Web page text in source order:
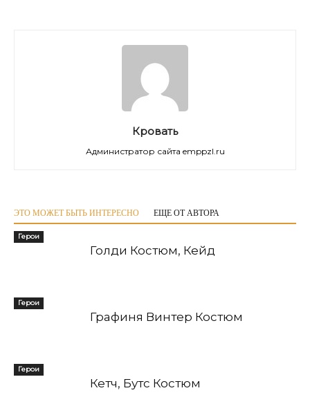
Кровать
Администратор сайта emppzl.ru
ЭТО МОЖЕТ БЫТЬ ИНТЕРЕСНО ЕЩЕ ОТ АВТОРА
Герои
Голди Костюм, Кейд
Герои
Графиня Винтер Костюм
Герои
Кетч, Бутс Костюм